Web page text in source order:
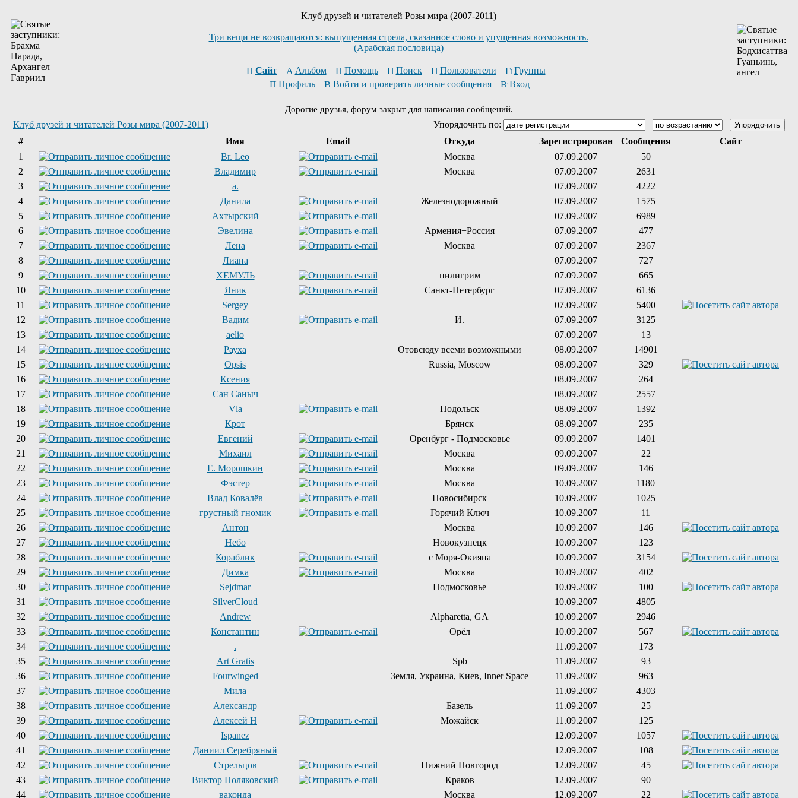
Клуб друзей и читателей Розы мира (2007-2011)
Три вещи не возвращаются: выпущенная стрела, сказанное слово и упущенная возможность.
(Арабская пословица)
Сайт Альбом Помощь Поиск Пользователи
Группы
Профиль
Войти и проверить личные сообщения Вход
Дорогие друзья, форум закрыт для написания сообщений.
Клуб друзей и читателей Розы мира (2007-2011)
Упорядочить по:
#
Имя Email Откуда Зарегистрирован Сообщения
Сайт
1
Br. Leo Москва 07.09.2007
50
2
Владимир Москва 07.09.2007
2631
3
a. 07.09.2007
4222
4
Данила Железнодорожный 07.09.2007
1575
5
Ахтырский 07.09.2007
6989
6
Эвелина Армения+Россия 07.09.2007
477
7
Лена Москва 07.09.2007
2367
8
Лиана 07.09.2007
727
9
ХЕМУЛЬ пилигрим 07.09.2007
665
10
Яник Санкт-Петербург 07.09.2007
6136
11
Sergey 07.09.2007
5400
12
Вадим И. 07.09.2007
3125
13
aelio 07.09.2007
13
14
Рауха Отовсюду всеми возможными 08.09.2007
14901
15
Opsis Russia, Moscow 08.09.2007
329
16
Ксения 08.09.2007
264
17
Сан Саныч 08.09.2007
2557
18
Vla Подольск 08.09.2007
1392
19
Крот Брянск 08.09.2007
235
20
Евгений Оренбург - Подмосковье 09.09.2007
1401
21
Михаил Москва 09.09.2007
22
22
Е. Морошкин Москва 09.09.2007
146
23
Фэстер Москва 10.09.2007
1180
24
Влад Ковалёв Новосибирск 10.09.2007
1025
25
грустный гномик Горячий Ключ 10.09.2007
11
26
Антон Москва 10.09.2007
146
27
Небо Новокузнецк 10.09.2007
123
28
Кораблик с Моря-Окияна 10.09.2007
3154
29
Димка Москва 10.09.2007
402
30
Sejdmar Подмосковье 10.09.2007
100
31
SilverCloud 10.09.2007
4805
32
Andrew Alpharetta, GA 10.09.2007
2946
33
Константин Орёл 10.09.2007
567
34
. 11.09.2007
173
35
Art Gratis Spb 11.09.2007
93
36
Fourwinged Земля, Украина, Киев, Inner Space 11.09.2007
963
37
Мила 11.09.2007
4303
38
Александр Базель 11.09.2007
25
39
Алексей Н Можайск 11.09.2007
125
40
Ispanez 12.09.2007
1057
41
Даниил Серебряный 12.09.2007
108
42
Стрельцов Нижний Новгород 12.09.2007
45
43
Виктор Поляковский Краков 12.09.2007
90
44
ваконда Москва 12.09.2007 22